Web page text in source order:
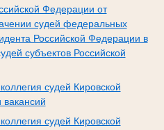
Федерации от
судей федеральных
Российской Федерации в
субъектов Российской
судей Кировской
вакансий
судей Кировской